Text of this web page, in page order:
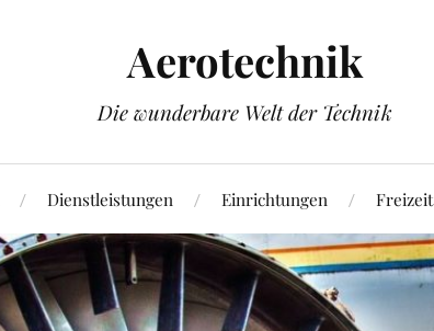
Aerotechnik
Die wunderbare Welt der Technik
Dienstleistungen Einrichtungen Freizeit